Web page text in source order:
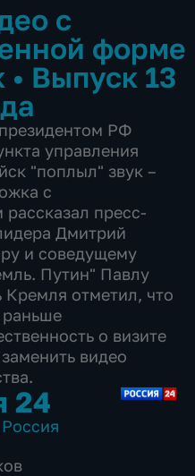
с
форме
• Выпуск 13
РФ
управления
"поплыл" звук –
с
пресс-
Дмитрий
и соведущему
Путин" Павлу
Кремля отметил, что
о визите
видео
24
Россия